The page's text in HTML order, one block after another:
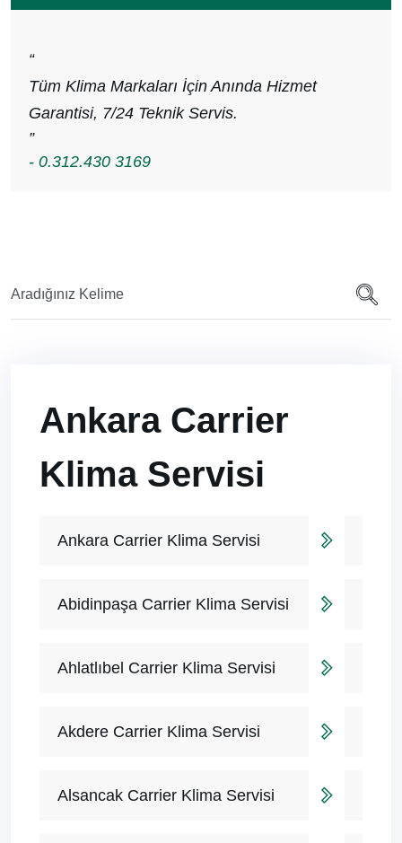
“
Tüm Klima Markaları İçin Anında Hizmet
Garantisi, 7/24 Teknik Servis.
”
- 0.312.430 3169
Ankara Carrier
Klima Servisi
Ankara Carrier Klima Servisi
Abidinpaşa Carrier Klima Servisi
Ahlatlıbel Carrier Klima Servisi
Akdere Carrier Klima Servisi
Alsancak Carrier Klima Servisi